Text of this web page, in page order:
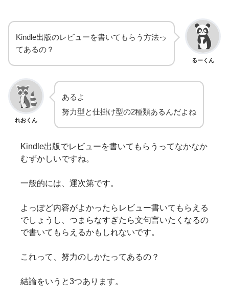
るーくん
Kindle出版のレビューを書いてもらう方法っ
てあるの？
れおくん
あるよ
努力型と仕掛け型の2種類あるんだよね
Kindle出版でレビューを書いてもらうってなかなか
むずかしいですね。
一般的には、運次第です。
よっぽど内容がよかったらレビュー書いてもらえる
でしょうし、つまらなすぎたら文句言いたくなるの
で書いてもらえるかもしれないです。
これって、努力のしかたってあるの？
結論をいうと3つあります。